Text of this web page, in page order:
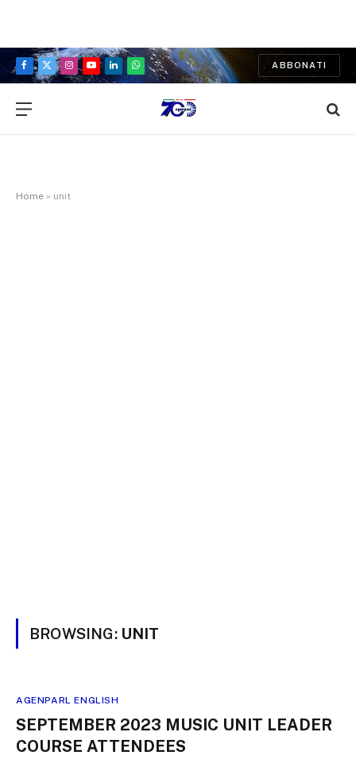
Facebook
X
Instagram
YouTubeLinkedInWhatsApp
ABBONATI
Home » unit
BROWSING: UNIT
AGENPARL ENGLISH
SEPTEMBER 2023 MUSIC UNIT LEADER
COURSE ATTENDEES